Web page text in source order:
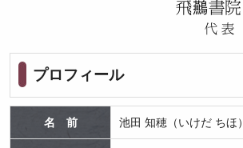
プロフィール
名 前 池田 知穂（いけだ ちほ）